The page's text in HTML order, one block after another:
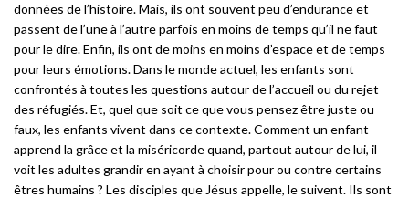
données de l’histoire. Mais, ils ont souvent peu d’endurance et
passent de l’une à l’autre parfois en moins de temps qu’il ne faut
pour le dire. Enfin, ils ont de moins en moins d’espace et de temps
pour leurs émotions. Dans le monde actuel, les enfants sont
confrontés à toutes les questions autour de l’accueil ou du rejet
des réfugiés. Et, quel que soit ce que vous pensez être juste ou
faux, les enfants vivent dans ce contexte. Comment un enfant
apprend la grâce et la miséricorde quand, partout autour de lui, il
voit les adultes grandir en ayant à choisir pour ou contre certains
êtres humains ? Les disciples que Jésus appelle, le suivent. Ils sont